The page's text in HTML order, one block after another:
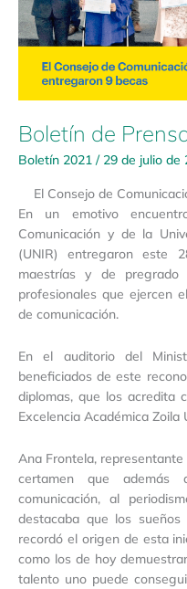
Boletín de
Boletín 2021 / 29 de julio de
El Consejo de
En un emotivo
Comunicación y de la
(UNIR) entregaron este
maestrías y de
profesionales que ejercen
de comunicación.
En el auditorio del
beneficiados de este
diplomas, que los acredita
Excelencia Académica Zoila
Ana Frontela,
certamen que
comunicación, al
destacaba que los
recordó el origen de esta
como los de hoy
talento uno puede